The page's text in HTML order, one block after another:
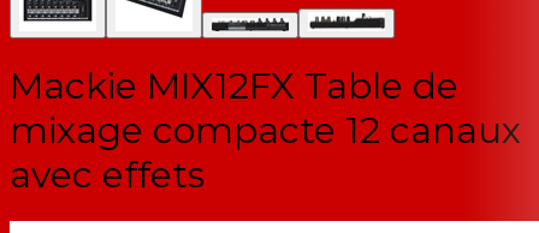
Mackie MIX12FX Table de
mixage compacte 12 canaux
avec effets